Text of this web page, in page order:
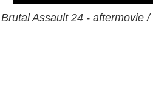
Brutal Assault 24 - aftermovie